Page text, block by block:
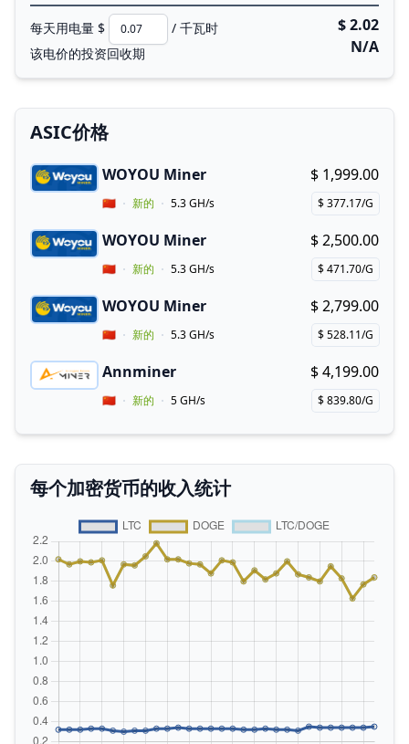
每天用电量 $
/ 千瓦时
该电价的投资回收期
$ 2.02
N/A
ASIC价格
WOYOU Miner Buy now!
$ 1,999.00
Price per hash!
$ 377.17/G
Vendor Country
🇨🇳 新的 5.3 GH/s
WOYOU Miner Buy now!
$ 2,500.00
Price per hash!
$ 471.70/G
Vendor Country
🇨🇳 新的 5.3 GH/s
WOYOU Miner Buy now!
$ 2,799.00
Price per hash!
$ 528.11/G
Vendor Country
🇨🇳 新的 5.3 GH/s
Annminer Buy now!
$ 4,199.00
Price per hash!
$ 839.80/G
Coupon for Annminer
Vendor Country
🇨🇳 新的 5 GH/s
每个加密货币的收入统计